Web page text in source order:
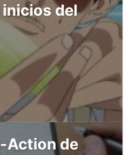
inicios del
Action de